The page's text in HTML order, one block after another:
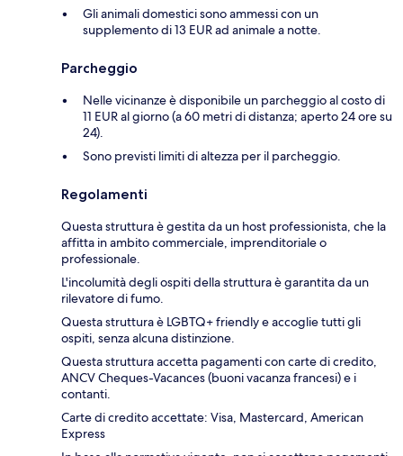
Gli animali domestici sono ammessi con un
supplemento di 13 EUR ad animale a notte.
Parcheggio
Nelle vicinanze è disponibile un parcheggio al costo di
11 EUR al giorno (a 60 metri di distanza; aperto 24 ore su
24).
Sono previsti limiti di altezza per il parcheggio.
Regolamenti
Questa struttura è gestita da un host professionista, che la
affitta in ambito commerciale, imprenditoriale o
professionale.
L'incolumità degli ospiti della struttura è garantita da un
rilevatore di fumo.
Questa struttura è LGBTQ+ friendly e accoglie tutti gli
ospiti, senza alcuna distinzione.
Questa struttura accetta pagamenti con carte di credito,
ANCV Cheques-Vacances (buoni vacanza francesi) e i
contanti.
Carte di credito accettate: Visa, Mastercard, American
Express